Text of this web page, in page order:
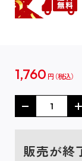
1,760 円
販売が終